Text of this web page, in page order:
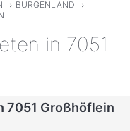
› BURGENLAND
›
in 7051
7051 Großhöflein